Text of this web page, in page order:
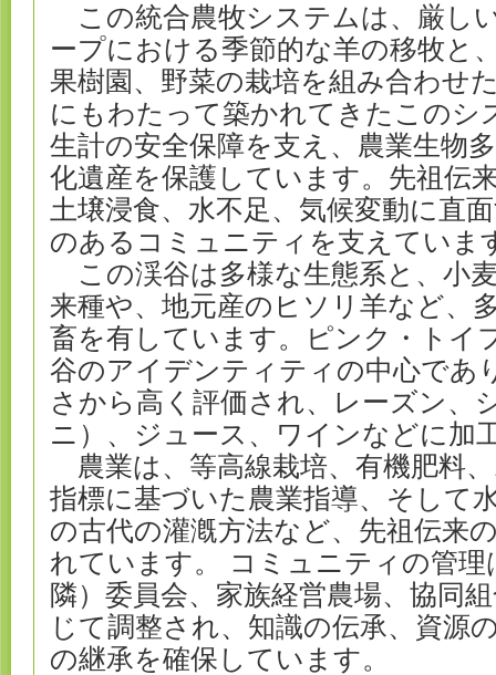
この統合農牧システムは、厳し
ープにおける季節的な羊の移牧と
果樹園、野菜の栽培を組み合わせ
にもわたって築かれてきたこのシ
生計の安全保障を支え、農業生物
化遺産を保護しています。先祖伝
土壌浸食、水不足、気候変動に直
のあるコミュニティを支えていま
この渓谷は多様な生態系と、小
来種や、地元産のヒソリ羊など、
畜を有しています。ピンク・トイ
谷のアイデンティティの中心であ
さから高く評価され、レーズン、
ニ）、ジュース、ワインなどに加
農業は、等高線栽培、有機肥料
指標に基づいた農業指導、そして
の古代の灌漑方法など、先祖伝来
れています。 コミュニティの管
隣）委員会、家族経営農場、協同
じて調整され、知識の伝承、資源
の継承を確保しています。